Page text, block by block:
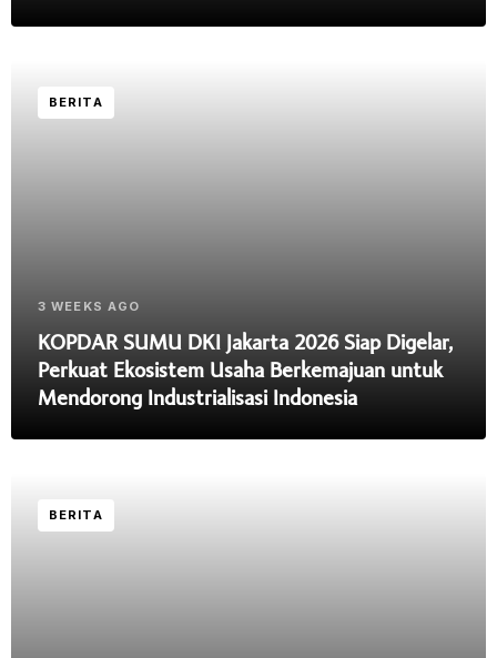
BERITA
3 WEEKS AGO
KOPDAR SUMU DKI Jakarta 2026 Siap Digelar,
Perkuat Ekosistem Usaha Berkemajuan untuk
Mendorong Industrialisasi Indonesia
BERITA